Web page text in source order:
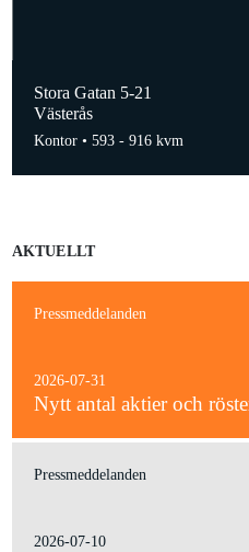
Stora Gatan 5-21
Västerås
Kontor • 593 - 916 kvm
AKTUELLT
Pressmeddelanden
2026-07-31
Nytt antal aktier och
Pressmeddelanden
2026-07-10